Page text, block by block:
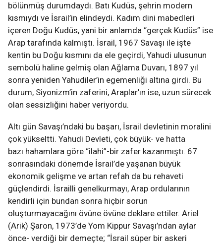
bölünmüş durumdaydı. Batı Kudüs, şehrin modern
kısmıydı ve İsrail’in elindeydi. Kadım dini mabedleri
içeren Doğu Kudüs, yani bir anlamda “gerçek Kudüs” ise
Arap tarafında kalmıştı. İsrail, 1967 Savaşı ile işte
kentin bu Doğu kısmını da ele geçirdi, Yahudi ulusunun
sembolü haline gelmiş olan Ağlama Duvarı, 1897 yıl
sonra yeniden Yahudiler’in egemenliği altına girdi. Bu
durum, Siyonizm’in zaferini, Araplar’ın ise, uzun sürecek
olan sessizliğini haber veriyordu.
Altı gün Savaşı’ndaki bu başarı, İsrail devletinin moralini
çok yükseltti. Yahudi Devleti, çok büyük- ve hatta
bazı hahamlara göre “ilahi”-bir zafer kazanmıştı. 67
sonrasındaki dönemde İsrail’de yaşanan büyük
ekonomik gelişme ve artan refah da bu rehaveti
güçlendirdi. İsrailli genelkurmayı, Arap ordularının
kendirli için bundan sonra hiçbir sorun
oluşturmayacağını övüne övüne deklare ettiler. Ariel
(Arik) Şaron, 1973’de Yom Kippur Savaşı’ndan aylar
önce- verdiği bir demeçte; “İsrail süper bir askeri